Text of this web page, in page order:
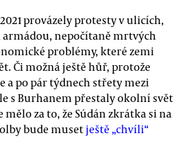
provázely protesty v ulicích,
nepočítaně mrtvých
problémy, které zemi
Či možná ještě hůř, protože
a po pár týdnech střety mezi
s Burhanem přestaly okolní svět
mělo za to, že Súdán zkrátka si na
bude musetještě „chvíli“